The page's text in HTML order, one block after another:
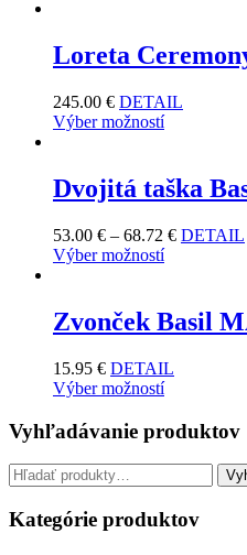
Loreta
245.00 € DETAIL
Výber možností
Dvojitá taška
53.00 € – 68.72 € DETAIL
Výber možností
Zvonček Basil
15.95 € DETAIL
Výber možností
Vyhľadávanie produktov
Hľadať:
Kategórie produktov